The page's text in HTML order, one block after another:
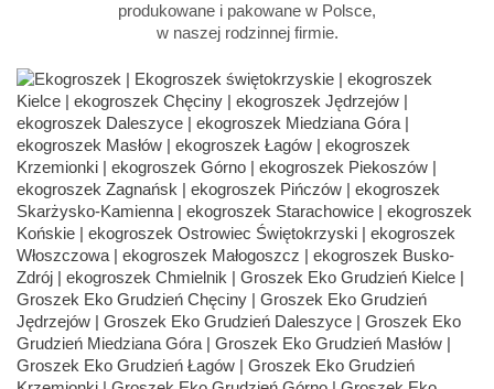
produkowane i pakowane w Polsce,
w naszej rodzinnej firmie.